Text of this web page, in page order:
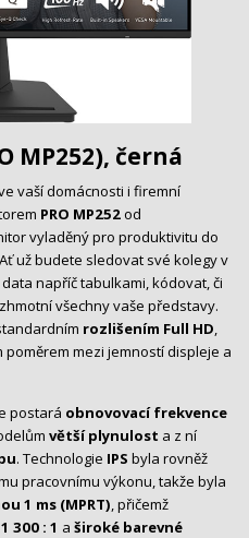
MP252), černá
vaší domácnosti i firemní
PRO MP252od
vyladěný pro produktivitu do
už budete sledovat své kolegy v
napříč tabulkami, kódovat, či
všechny vaše představy.
rozlišením Full HD,
mezi jemností displeje a
postará obnovovací frekvence
větší plynulost a z ní
. Technologie IPS byla rovněž
pracovnímu výkonu, takže byla
1 ms (MPRT), přičemž
300 : 1 a široké barevné